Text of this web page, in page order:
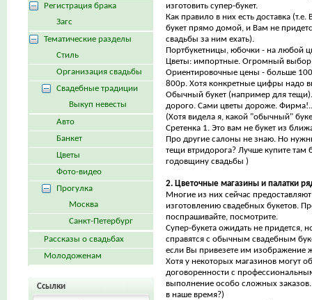
изготовить супер-букет.
Как правило в них есть доставка
букет прямо домой, и Вам не
свадьбы за ним ехать).
Портбукетницы, юбочки - на любой
Цветы: импортные. Огромный
Ориентировочные цены - больше
800р. Хотя конкретные цифры надо
Обычный букет (например для
дорого. Сами цветы дороже.
(Хотя видела я, какой "обычный"
Сретенка 1. Это вам не букет из
Про другие салоны не знаю. Но
тещи втридорога? Лучше купите там
годовщину свадьбы )
2. Цветочные магазины и палатки
Многие из них сейчас
изготовлению свадебных букетов.
поспрашивайте, посмотрите.
Супер-букета ожидать не придется,
справятся с обычным свадебным
если Вы привезете им изображение
Хотя у некоторых магазинов могут
договоренности с
выполнение особо сложных заказов.
в наше время?)
Регистрация брака
Загс
Тематические разделы
Стиль
Организация свадьбы
Свадебные традиции
Выкуп невесты
Авто
Банкет
Цветы
Фото-видео
Прогулка
Москва
Санкт-Петербург
Рассказы о свадьбах
Молодоженам
Ссылки